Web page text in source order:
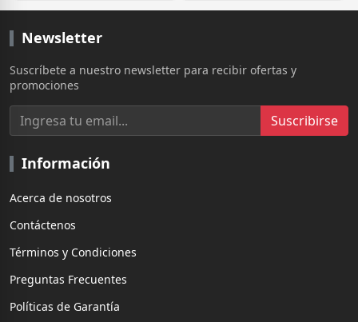
Newsletter
Suscríbete a nuestro newsletter para recibir ofertas y
promociones
Suscribirse
Información
Acerca de nosotros
Contáctenos
Términos y Condiciones
Preguntas Frecuentes
Políticas de Garantía